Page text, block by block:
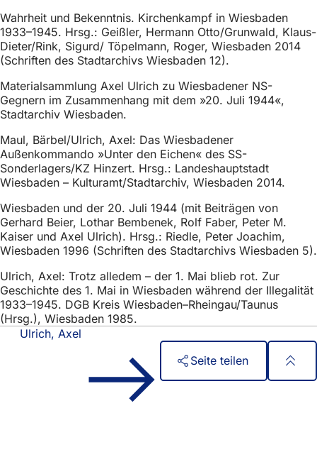
Wahrheit und Bekenntnis. Kirchenkampf in Wiesbaden
1933–1945. Hrsg.: Geißler, Hermann Otto/Grunwald, Klaus-
Dieter/Rink, Sigurd/ Töpelmann, Roger, Wiesbaden 2014
(Schriften des Stadtarchivs Wiesbaden 12).
Materialsammlung Axel Ulrich zu Wiesbadener NS-
Gegnern im Zusammenhang mit dem »20. Juli 1944«,
Stadtarchiv Wiesbaden.
Maul, Bärbel/Ulrich, Axel: Das Wiesbadener
Außenkommando »Unter den Eichen« des SS-
Sonderlagers/KZ Hinzert. Hrsg.: Landeshauptstadt
Wiesbaden – Kulturamt/Stadtarchiv, Wiesbaden 2014.
Wiesbaden und der 20. Juli 1944 (mit Beiträgen von
Gerhard Beier, Lothar Bembenek, Rolf Faber, Peter M.
Kaiser und Axel Ulrich). Hrsg.: Riedle, Peter Joachim,
Wiesbaden 1996 (Schriften des Stadtarchivs Wiesbaden 5).
Ulrich, Axel: Trotz alledem – der 1. Mai blieb rot. Zur
Geschichte des 1. Mai in Wiesbaden während der Illegalität
1933–1945. DGB Kreis Wiesbaden–Rheingau/Taunus
(Hrsg.), Wiesbaden 1985.
Ulrich, Axel
Seite teilen